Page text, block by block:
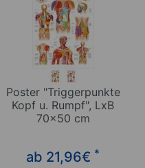
Poster "Triggerpunkte
Kopf u. Rumpf", LxB
70x50 cm
ab 21,96€ *